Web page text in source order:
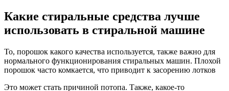
Какие стиральные средства лучше
использовать в стиральной машине
То, порошок какого качества используется, также важно для
нормального функционирования стиральных машин. Плохой
порошок часто комкается, что приводит к засорению лотков
Это может стать причиной потопа. Также, какое-то